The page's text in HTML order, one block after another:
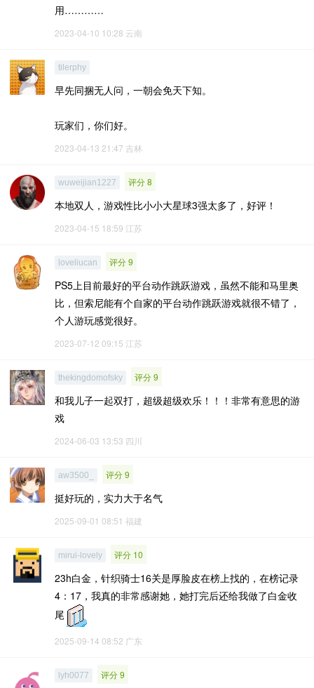
用…………
2023-04-10 10:28 云南
tilerphy
早先同捆无人问，一朝会免天下知。
玩家们，你们好。
2023-04-13 21:47 吉林
wuweijian1227 评分 8
本地双人，游戏性比小小大星球3强太多了，好评！
2023-04-15 18:59 江苏
loveliucan 评分 9
PS5上目前最好的平台动作跳跃游戏，虽然不能和马里奥
比，但索尼能有个自家的平台动作跳跃游戏就很不错了，
个人游玩感觉很好。
2023-07-12 09:15 江苏
thekingdomofsky 评分 9
和我儿子一起双打，超级超级欢乐！！！非常有意思的游
戏
2024-06-03 13:53 四川
aw3500_ 评分 9
挺好玩的，实力大于名气
2025-09-01 08:51 福建
mirui-lovely 评分 10
23h白金，针织骑士16关是厚脸皮在榜上找的，在榜记录
4：17，我真的非常感谢她，她打完后还给我做了白金收
尾
2025-09-14 08:52 广东
lyh0077 评分 9